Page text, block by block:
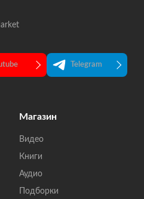
Telegram
Магазин
Видео
Книги
Аудио
Подборки